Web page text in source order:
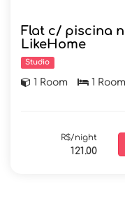
Flat c/ piscina
LikeHome
Studio
1 Room 1 Room
R$/night
121.00